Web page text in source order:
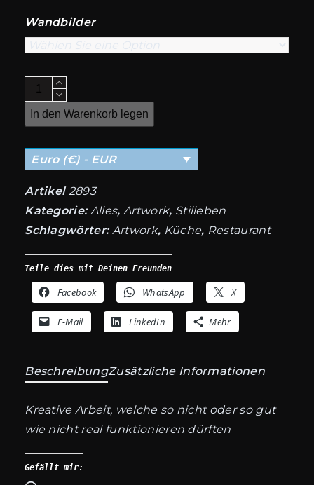
Wandbilder
Geschmolzener
Löffel
Anzahl
In den Warenkorb legen
Euro (€) - EUR
Artikel2893
Kategorie: Alles, Artwork, Stilleben
Schlagwörter: Artwork, Küche, Restaurant
Teile dies mit Deinen Freunden
Facebook WhatsApp X
E-Mail LinkedIn Mehr
BeschreibungZusätzliche Informationen
Kreative Arbeit, welche so nicht oder so gut
wie nicht real funktionieren dürften
Gefällt mir: